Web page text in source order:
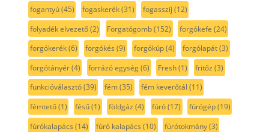
fogantyú(45) fogaskerék(31) fogasszíj (12)
folyadék elvezető(2) Forgatógomb(152) forgókefe (24)
forgókerék(6) forgókés (9) forgókúp(4) forgólapát(3)
forgótányér(4) forrázó egység(6) Fresh(1) fritőz (3)
funkcióválasztó(39) fém(35) fém keverőtál (11)
fémtető(1) fésű(1) földgáz (4) fúró(17) fúrógép(19)
fúrókalapács (14) fúró kalapács (10) fúrótokmány(3)